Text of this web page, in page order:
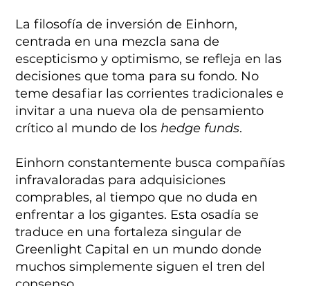
La filosofía de inversión de Einhorn,
centrada en una mezcla sana de
escepticismo y optimismo, se refleja en las
decisiones que toma para su fondo. No
teme desafiar las corrientes tradicionales e
invitar a una nueva ola de pensamiento
crítico al mundo de los hedge funds.
Einhorn constantemente busca compañías
infravaloradas para adquisiciones
comprables, al tiempo que no duda en
enfrentar a los gigantes. Esta osadía se
traduce en una fortaleza singular de
Greenlight Capital en un mundo donde
muchos simplemente siguen el tren del